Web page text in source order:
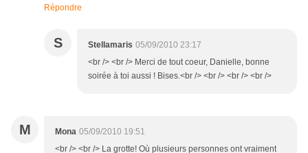
Répondre
S Stellamaris 05/09/2010 23:17
<br /> <br /> Merci de tout coeur, Danielle, bonne
soirée à toi aussi ! Bises.<br /> <br /> <br /> <br />
M Mona 05/09/2010 19:51
<br /> <br /> La grotte! Où plusieurs personnes ont vraiment